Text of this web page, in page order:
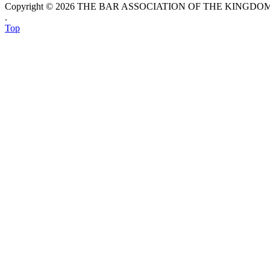
Copyright © 2026 THE BAR ASSOCIATION OF THE
.
Top